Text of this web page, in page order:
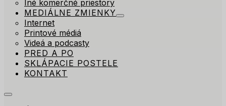
Iné komerčné priestory
MEDIÁLNE ZMIENKY
Internet
Printové médiá
Videá a podcasty
PRED A PO
SKLÁPACIE POSTELE
KONTAKT